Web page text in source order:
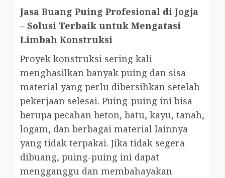
Jasa Buang Puing Profesional di Jogja
– Solusi Terbaik untuk Mengatasi
Limbah Konstruksi
Proyek konstruksi sering kali
menghasilkan banyak puing dan sisa
material yang perlu dibersihkan setelah
pekerjaan selesai. Puing-puing ini bisa
berupa pecahan beton, batu, kayu, tanah,
logam, dan berbagai material lainnya
yang tidak terpakai. Jika tidak segera
dibuang, puing-puing ini dapat
mengganggu dan membahayakan